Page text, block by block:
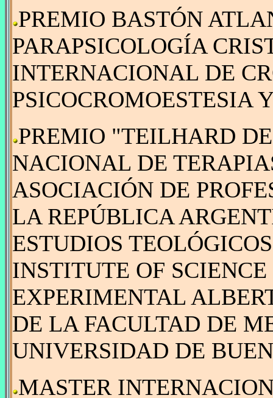
PREMIO BASTÓN
PARAPSICOLOGÍA
INTERNACIONAL DE
PSICOCROMOESTESIA
PREMIO "TEILHARD
NACIONAL DE
ASOCIACIÓN DE
LA REPÚBLICA
ESTUDIOS
INSTITUTE OF
EXPERIMENTAL
DE LA FACULTAD DE
UNIVERSIDAD DE
MASTER